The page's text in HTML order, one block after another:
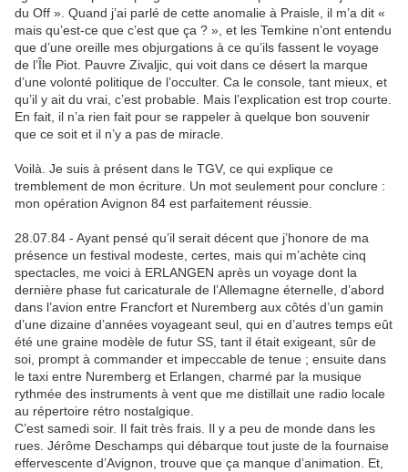
du Off ». Quand j’ai parlé de cette anomalie à Praisle, il m’a dit «
mais qu’est-ce que c’est que ça ? », et les Temkine n’ont entendu
que d’une oreille mes objurgations à ce qu’ils fassent le voyage
de l’Île Piot. Pauvre Zivaljic, qui voit dans ce désert la marque
d’une volonté politique de l’occulter. Ca le console, tant mieux, et
qu’il y ait du vrai, c’est probable. Mais l’explication est trop courte.
En fait, il n’a rien fait pour se rappeler à quelque bon souvenir
que ce soit et il n’y a pas de miracle.
Voilà. Je suis à présent dans le TGV, ce qui explique ce
tremblement de mon écriture. Un mot seulement pour conclure :
mon opération Avignon 84 est parfaitement réussie.
28.07.84 - Ayant pensé qu’il serait décent que j’honore de ma
présence un festival modeste, certes, mais qui m’achète cinq
spectacles, me voici à ERLANGEN après un voyage dont la
dernière phase fut caricaturale de l’Allemagne éternelle, d’abord
dans l’avion entre Francfort et Nuremberg aux côtés d’un gamin
d’une dizaine d’années voyageant seul, qui en d’autres temps eût
été une graine modèle de futur SS, tant il était exigeant, sûr de
soi, prompt à commander et impeccable de tenue ; ensuite dans
le taxi entre Nuremberg et Erlangen, charmé par la musique
rythmée des instruments à vent que me distillait une radio locale
au répertoire rétro nostalgique.
C’est samedi soir. Il fait très frais. Il y a peu de monde dans les
rues. Jérôme Deschamps qui débarque tout juste de la fournaise
effervescente d’Avignon, trouve que ça manque d’animation. Et,